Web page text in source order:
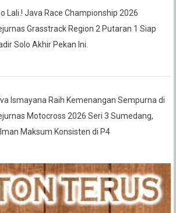
Lali.! Java Race Championship 2026
Grasstrack Region 2 Putaran 1 Siap
Solo Akhir Pekan Ini.
Ismayana Raih Kemenangan Sempurna di
Motocross 2026 Seri 3 Sumedang,
Maksum Konsisten di P4